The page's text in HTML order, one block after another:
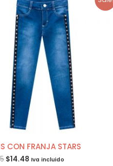
CON FRANJA STARS
$14.48 Iva incluido